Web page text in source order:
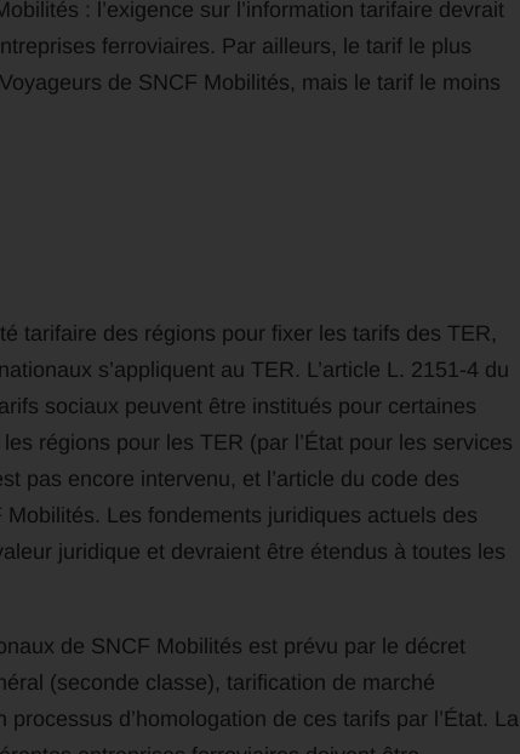
: l’exigence sur l’information tarifaire devrait
ferroviaires. Par ailleurs, le tarif le plus
de SNCF Mobilités, mais le tarif le moins
tarifaire des régions pour fixer les tarifs des TER,
s’appliquent au TER. L’article L. 2151-4 du
sociaux peuvent être institués pour certaines
régions pour les TER (par l’État pour les services
pas encore intervenu, et l’article du code des
Mobilités. Les fondements juridiques actuels des
juridique et devraient être étendus à toutes les
de SNCF Mobilités est prévu par le décret
(seconde classe), tarification de marché
d’homologation de ces tarifs par l’État. La